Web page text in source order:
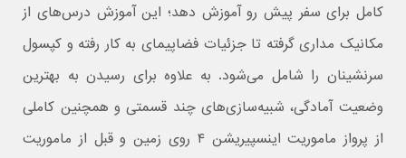
کامل برای سفر پیش رو آموزش دهد؛ این آموزش درس‌های از
مکانیک مداری گرفته تا جزئیات فضاپیمای به کار رفته و کپسول
سرنشینان را شامل می‌شود. به علاوه برای رسیدن به بهترین
وضعیت آمادگی، شبیه‌سازی‌های چند قسمتی و همچنین کاملی
از پرواز ماموریت اینسپیریشن ۴ روی زمین و قبل از ماموریت